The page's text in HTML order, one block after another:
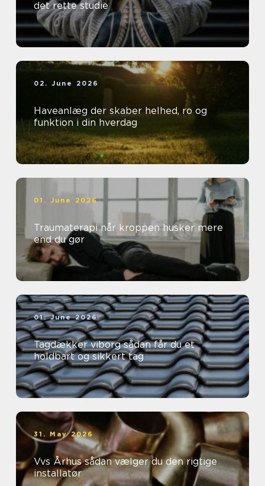
det rette studie
02. June 2026
Haveanlæg der skaber helhed, ro og
funktion i din hverdag
01. June 2026
Traumaterapi når kroppen husker mere
end du gør
01. June 2026
Tagdækker viborg sådan får du et
holdbart og sikkert tag
31. May 2026
Vvs Århus sådan vælger du den rigtige
installatør